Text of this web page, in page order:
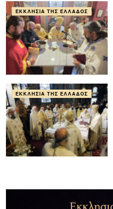
ΕΚΚΛΗΣΊΑ ΤΗΣ ΕΛΛΆΔΟΣ
ΕΚΚΛΗΣΊΑ ΤΗΣ ΕΛΛΆΔΟΣ